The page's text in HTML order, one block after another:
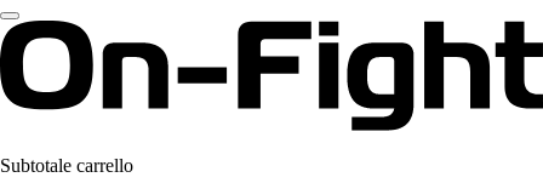
Subtotale carrello